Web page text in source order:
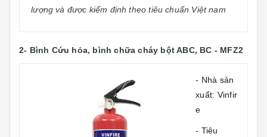
lượng và được kiểm định theo tiêu chuẩn Việt nam
2- Bình Cứu hỏa, bình chữa cháy bột ABC, BC - MFZ2
- Nhà sản
xuất: Vinfir
e
- Tiêu